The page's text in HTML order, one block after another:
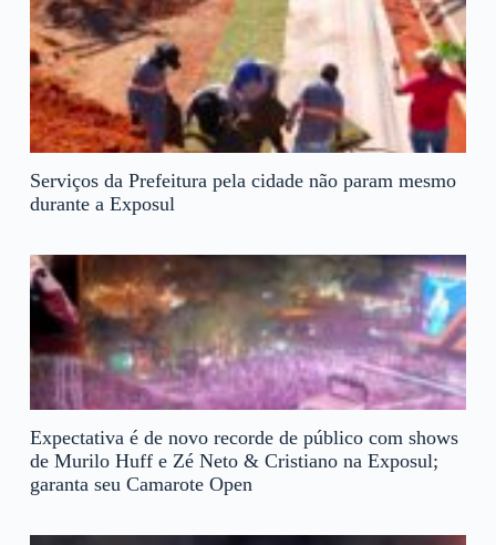
Serviços da Prefeitura pela cidade não param mesmo
durante a Exposul
Expectativa é de novo recorde de público com shows
de Murilo Huff e Zé Neto & Cristiano na Exposul;
garanta seu Camarote Open